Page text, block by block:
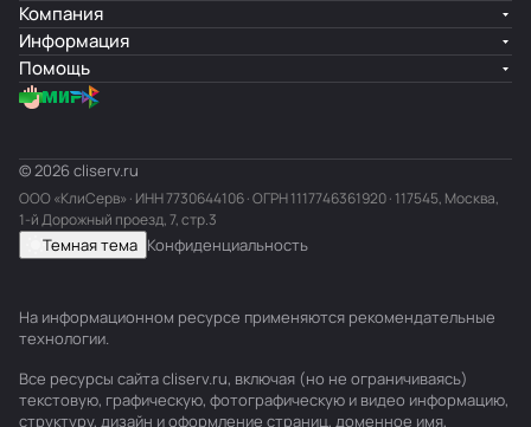
Компания
Информация
Помощь
© 2026 cliserv.ru
ООО «КлиСерв» · ИНН7730644106· ОГРН 1117746361920 · 117545, Москва,
1-й Дорожный проезд, 7, стр.3
Темная тема Конфиденциальность
На информационном ресурсе применяются рекомендательные
технологии.
Все ресурсы сайта cliserv.ru, включая (но не ограничиваясь)
текстовую, графическую, фотографическую и видео информацию,
структуру, дизайн и оформление страниц, доменное имя,